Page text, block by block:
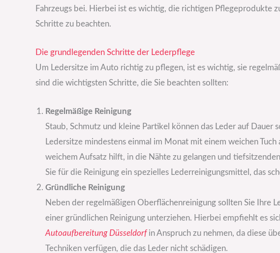
Fahrzeugs bei. Hierbei ist es wichtig, die richtigen Pflegeprodukte
Schritte zu beachten.
Die grundlegenden Schritte der Lederpflege
Um Ledersitze im Auto richtig zu pflegen, ist es wichtig, sie
sind die wichtigsten Schritte, die Sie beachten sollten:
Regelmäßige Reinigung
Staub, Schmutz und kleine Partikel können das Leder auf Dauer
Ledersitze mindestens einmal im Monat mit einem weichen Tuch
weichem Aufsatz hilft, in die Nähte zu gelangen und
Sie für die Reinigung ein spezielles Lederreinigungsmittel, das
Gründliche Reinigung
Neben der regelmäßigen Oberflächenreinigung sollten Sie Ihre
einer gründlichen Reinigung unterziehen. Hierbei empfiehlt es
Autoaufbereitung Düsseldorfin Anspruch zu nehmen, da diese
Techniken verfügen, die das Leder nicht schädigen.